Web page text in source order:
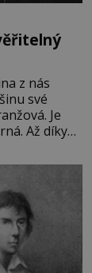
z nás
své
Je
Až díky
představit.